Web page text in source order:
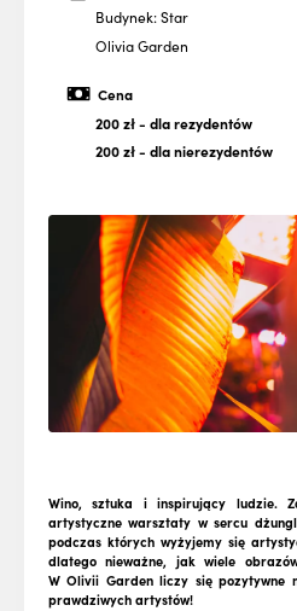
Budynek: Star
Olivia Garden
Cena
200 zł- dla rezydentów
200 zł- dla nierezydentów
Wino, sztuka i inspirujący ludzie.
artystyczne warsztaty w sercu
podczas których wyżyjemy się
dlatego nieważne, jak wiele
W Olivii Garden liczy się pozytywne
prawdziwych artystów!